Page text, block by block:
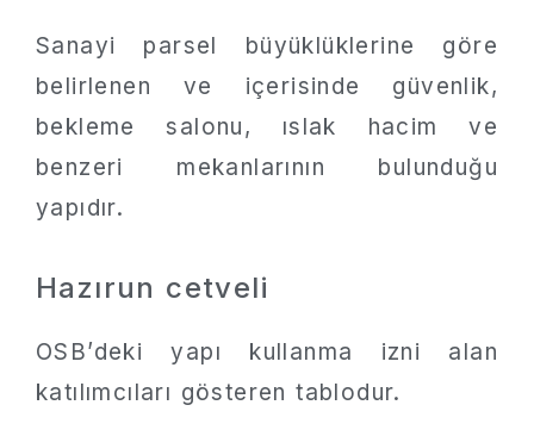
Sanayi parsel büyüklüklerine göre
belirlenen ve içerisinde güvenlik,
bekleme salonu, ıslak hacim ve
benzeri mekanlarının bulunduğu
yapıdır.
Hazırun cetveli
OSB’deki yapı kullanma izni alan
katılımcıları gösteren tablodur.